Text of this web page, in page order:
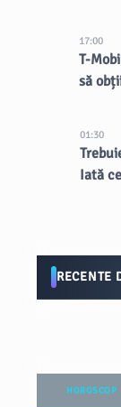
17:00
T-
să
01:30
Iată
RECENTE
HOROSCOP